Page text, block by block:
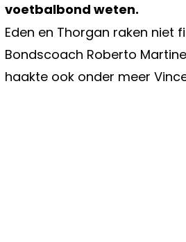
voetbalbond weten.
Eden en Thorgan raken
Bondscoach Roberto
haakte ook onder meer